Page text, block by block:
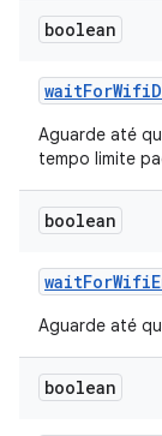
boolean
waitForWifi
Aguarde até
tempo limite
boolean
waitForWifi
Aguarde até
boolean